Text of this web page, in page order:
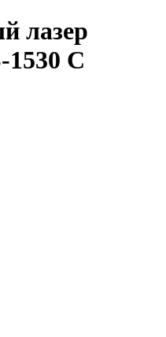
лазер
C